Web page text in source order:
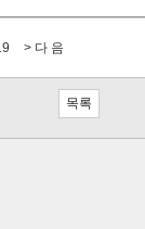
> 다 음
목록